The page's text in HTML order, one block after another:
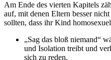
Am Ende des vierten Kapitels
auf, mit denen Eltern besser
sollten, dass ihr Kind
„Sag das bloß niemand“
und Isolation treibt und
sich zu reden.